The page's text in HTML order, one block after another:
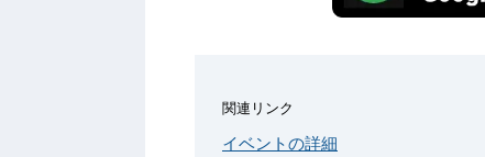
関連リンク
イベントの詳細